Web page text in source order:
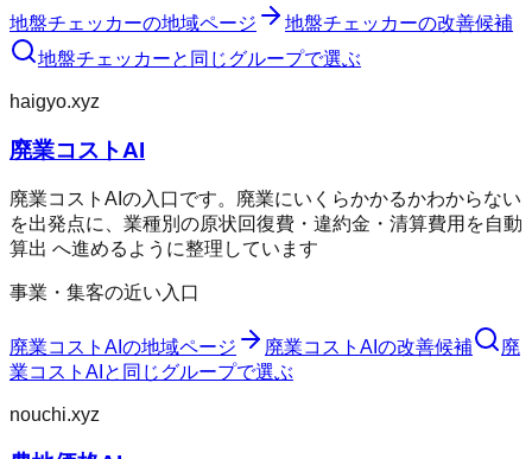
地盤チェッカーの地域ページ 地盤チェッカーの改善候補
地盤チェッカーと同じグループで選ぶ
haigyo.xyz
廃業コストAI
廃業コストAIの入口です。廃業にいくらかかるかわからない
を出発点に、業種別の原状回復費・違約金・清算費用を自動
算出 へ進めるように整理しています
事業・集客の近い入口
廃業コストAI の地域ページ 廃業コストAI の改善候補
廃
業コストAI と同じグループで選ぶ
nouchi.xyz